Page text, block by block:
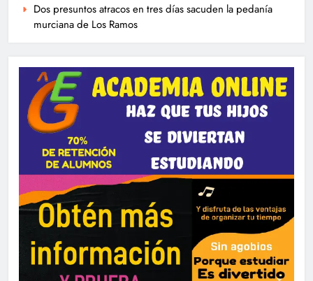
Dos presuntos atracos en tres días sacuden la pedanía
murciana de Los Ramos